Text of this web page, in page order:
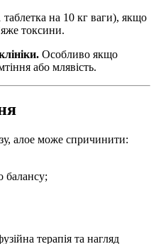
таблетка на 10 кг ваги), якщо
токсини.
Особливо якщо
або млявість.
алое може спричинити:
балансу;
терапія та нагляд